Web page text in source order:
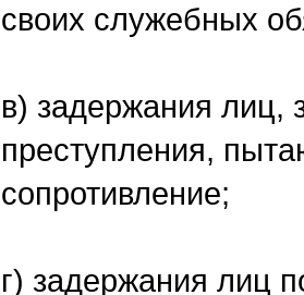
своих служебных
в) задержания лиц,
преступления,
сопротивление;
г) задержания лиц